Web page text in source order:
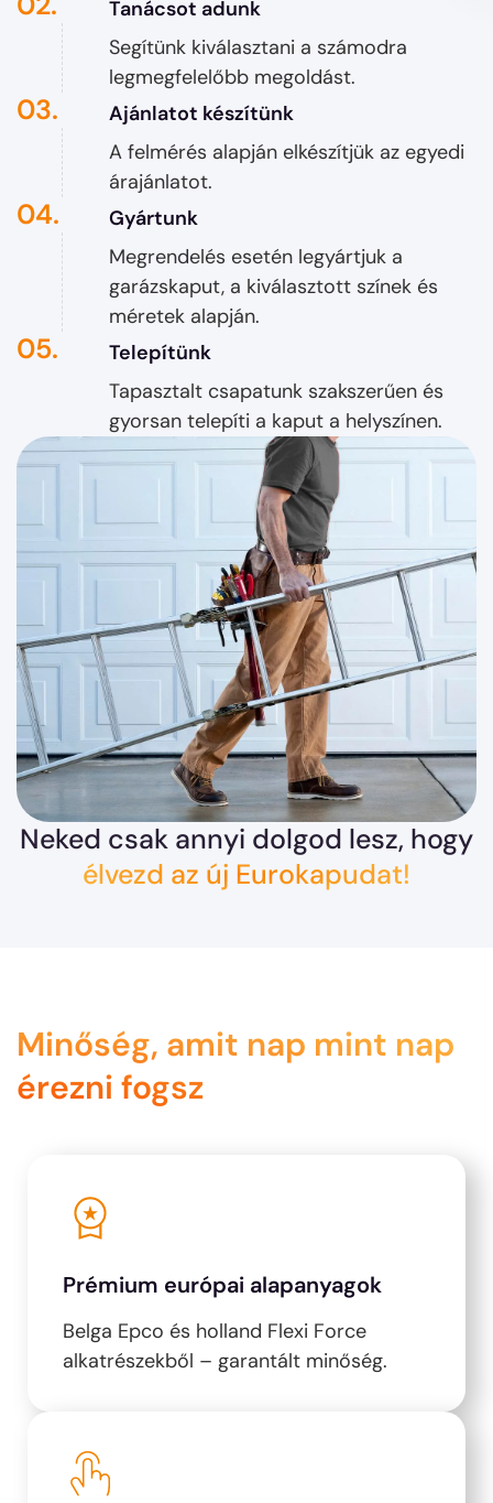
Tanácsot adunk
Segítünk kiválasztani a számodra
legmegfelelőbb megoldást.
03.
Ajánlatot készítünk​
A felmérés alapján elkészítjük az egyedi
árajánlatot.
04.
Gyártunk
Megrendelés esetén legyártjuk a
garázskaput, a kiválasztott színek és
méretek alapján.
05.
Telepítünk
Tapasztalt csapatunk szakszerűen és
gyorsan telepíti a kaput a helyszínen.
Neked csak annyi dolgod lesz, hogy
élvezd az új Eurokapudat!
Minőség, amit nap mint nap
érezni fogsz
Prémium európai alapanyagok
Belga Epco és holland Flexi Force
alkatrészekből – garantált minőség.